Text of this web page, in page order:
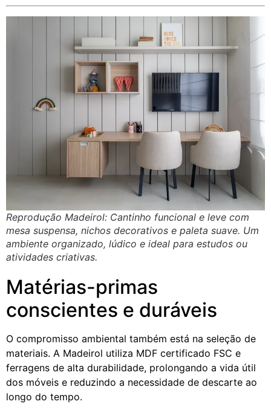
Reprodução Madeirol: Cantinho funcional e leve com
mesa suspensa, nichos decorativos e paleta suave. Um
ambiente organizado, lúdico e ideal para estudos ou
atividades criativas.
Matérias-primas
conscientes e duráveis
O compromisso ambiental também está na seleção de
materiais. A Madeirol utiliza MDF certificado FSC e
ferragens de alta durabilidade, prolongando a vida útil
dos móveis e reduzindo a necessidade de descarte ao
longo do tempo.